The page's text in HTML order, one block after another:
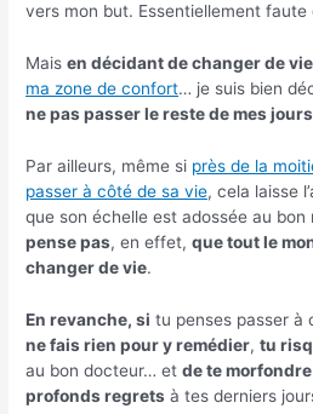
vers mon but. Essentiellement faute
Maisen décidant de changer de
ma zone de confort… je suis bien
ne pas passer le reste de mes
Par ailleurs, même si près de la
passer à côté de sa vie, cela laisse
que son échelle est adossée au bon
pense pas, en effet,que tout le
changer de vie.
En revanche, si tu penses passer
ne fais rien pour y remédier,tu
au bon docteur… etde te
profonds regrets à tes derniers